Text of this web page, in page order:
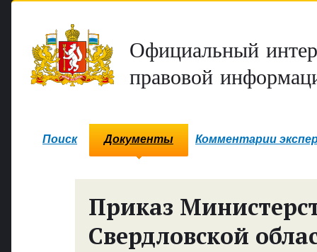
Официальный
правовой
Поиск Документы Комментарии
Приказ
Свердловской